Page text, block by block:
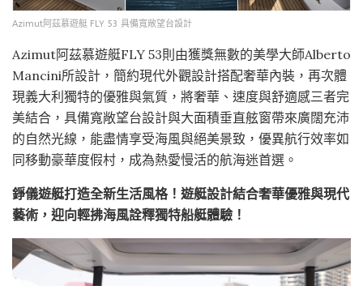
Azimut阿茲慕遊艇 FLY 53 具備寬敞望台設計
Azimut阿茲慕遊艇FLY 53則由獲獎無數的美學大師Alberto
Mancini所設計，簡約現代外觀設計搭配奢華內裝，再次體
現義大利獨特的優雅與氣質，將奢華、速度與舒適感三者完
美結合，具備寬敞望台設計與大面積垂直舷窗帶來廣闊充沛
的自然光線，能盡情享受海風與絕美景致，優異航行效率如
同移動豪華度假村，成為熱愛慢活的航海迷首選。
錚儀遊艇打造全新生活風格！遊艇設計結合奢華優雅與現代
藝術，迎向輕拂海風詮釋獨特船艇體驗！